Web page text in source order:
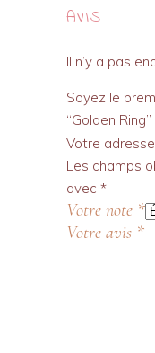
AVIS
Il n’y a pas
Soyez le
“Golden Ring”
Votre
Les champs
avec *
Votre note *
Votre avis *